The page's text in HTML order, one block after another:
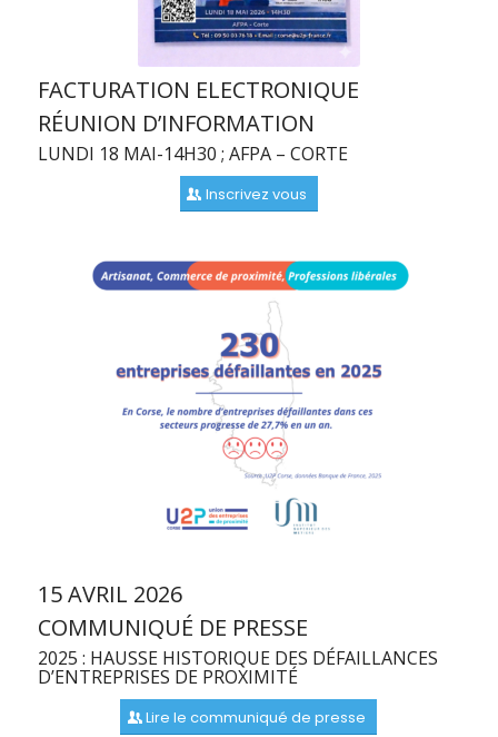
FACTURATION ELECTRONIQUE
RÉUNION D’INFORMATION
LUNDI 18 MAI-14H30 ; AFPA – CORTE
Inscrivez vous
15 AVRIL 2026
COMMUNIQUÉ DE PRESSE
2025 : HAUSSE HISTORIQUE DES DÉFAILLANCES
D’ENTREPRISES DE PROXIMITÉ
Lire le communiqué de presse